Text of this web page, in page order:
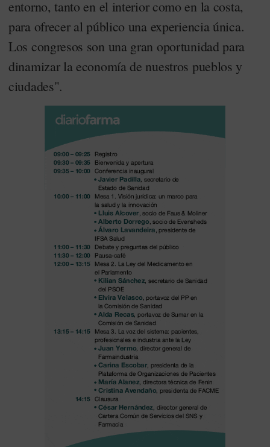
entorno, tanto en el interior como en la costa,
para ofrecer al público una experiencia única.
Los congresos son una gran oportunidad para
dinamizar la economía de nuestros pueblos y
ciudades".